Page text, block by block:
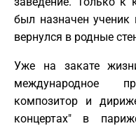
был назначен ученик
вернулся в родные
Уже на закате
международное
композитор и
концертах" в